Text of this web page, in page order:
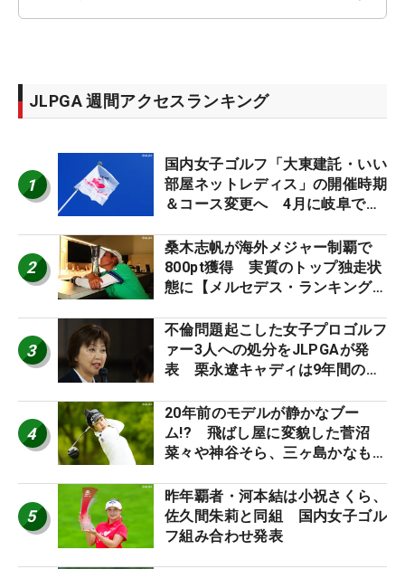
JLPGA 週間アクセスランキング
1
国内女子ゴルフ「大東建託・いい
部屋ネットレディス」の開催時期
＆コース変更へ 4月に岐阜で開
2
桑木志帆が海外メジャー制覇で
800pt獲得 実質のトップ独走状
態に【メルセデス・ランキング番
3
不倫問題起こした女子プロゴルフ
ァー3人への処分をJLPGAが発
表 栗永遼キャディは9年間の立
4
20年前のモデルが静かなブー
ム!? 飛ばし屋に変貌した菅沼
菜々や神谷そら、三ヶ島かなも使
ロたちの“飛ばしギア”】
5
昨年覇者・河本結は小祝さくら、
佐久間朱莉と同組 国内女子ゴル
フ組み合わせ発表